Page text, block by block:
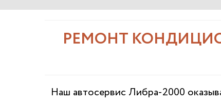
РЕМОНТ
Наш автосервис Либра-2000